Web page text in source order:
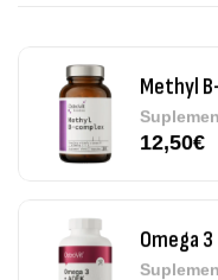
Methyl
12,50€
Omega